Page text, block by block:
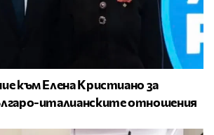
към Елена Кристиано за
италианските отношения